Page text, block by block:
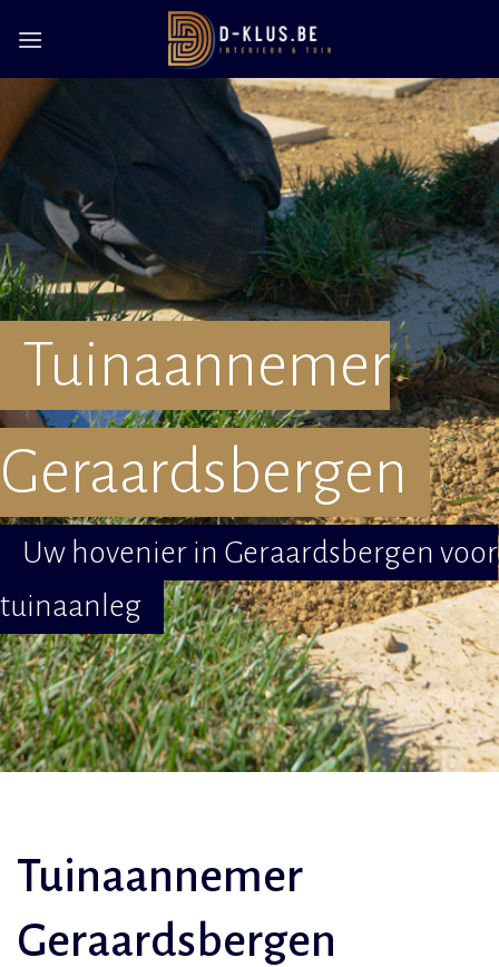
Tuinaannemer
Geraardsbergen
Uw hovenier in Geraardsbergen voor
tuinaanleg
Tuinaannemer
Geraardsbergen